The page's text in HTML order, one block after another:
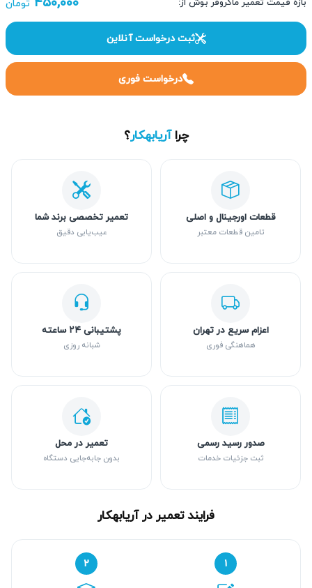
ثبت درخواست آنلاین
درخواست فوری
چراآریابهکار؟
قطعات اورجینال و اصلی
تامین قطعات معتبر
تعمیر تخصصی برند شما
عیب‌یابی دقیق
اعزام سریع در تهران
هماهنگی فوری
پشتیبانی ۲۴ ساعته
شبانه روزی
صدور رسید رسمی
ثبت جزئیات خدمات
تعمیر در محل
بدون جابه‌جایی دستگاه
فرایند تعمیر در آریابهکار
۱ ۲